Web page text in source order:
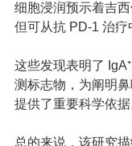
细胞浸润预示着吉
但可从抗 PD-1 治疗
这些发现表明了
测标志物，为阐明
提供了重要科学依据
总的来说，该研究